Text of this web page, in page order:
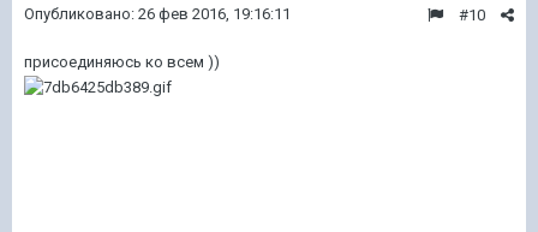
#10
Опубликовано: 26 фев 2016, 19:16:11
присоединяюсь ко всем ))